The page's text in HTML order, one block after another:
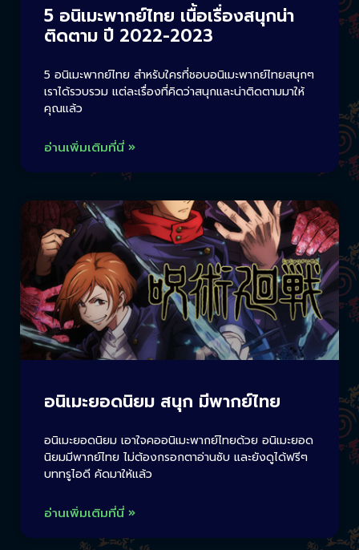
5 อนิเมะพากย์ไทย เนื้อเรื่องสนุกน่า
ติดตาม ปี 2022-2023
5 อนิเมะพากย์ไทย สำหรับใครที่ชอบอนิเมะพากย์ไทยสนุกๆ
เราได้รวบรวม แต่ละเรื่องที่คิดว่าสนุกและน่าติดตามมาให้
คุณแล้ว
อ่านเพิ่มเติมที่นี่ »
อนิเมะยอดนิยม สนุก มีพากย์ไทย
อนิเมะยอดนิยม เอาใจคออนิเมะพากย์ไทยด้วย อนิเมะยอด
นิยมมีพากย์ไทย ไม่ต้องกรอกตาอ่านซับ และยังดูได้ฟรีๆ
บททรูไอดี คัดมาให้แล้ว
อ่านเพิ่มเติมที่นี่ »